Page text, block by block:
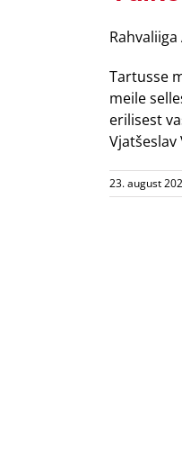
Tartusse
meile
erilisest
Vjatšeslav
23. august